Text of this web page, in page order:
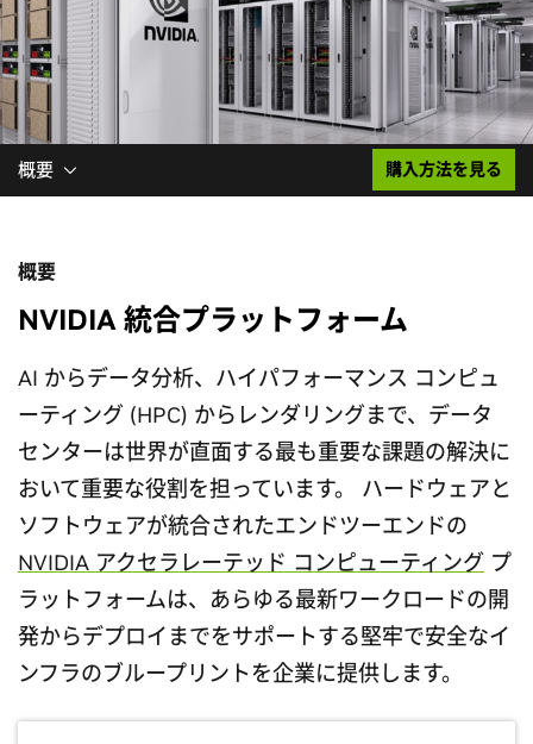
概要 購入方法を見る
概要
NVIDIA 統合プラットフォーム
AI からデータ分析、ハイパフォーマンス コンピュ
ーティング (HPC) からレンダリングまで、データ
センターは世界が直面する最も重要な課題の解決に
おいて重要な役割を担っています。 ハードウェアと
ソフトウェアが統合されたエンドツーエンドの
NVIDIA アクセラレーテッド コンピューティング プ
ラットフォームは、あらゆる最新ワークロードの開
発からデプロイまでをサポートする堅牢で安全なイ
ンフラのブループリントを企業に提供します。